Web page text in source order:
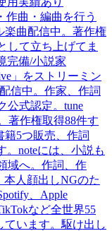
作曲・編曲を行う
楽曲配信中。著作権
して立ち上げてま
完備/小説家
」をストリーミン
信中。作家、作詞
公式認定。tune
著作権取得88件す
籍5つ販売、作詞
。noteには、小説も
域へ。作詞、作
本人顔出しNGのた
、Apple
など全世界55
います。駆け出し